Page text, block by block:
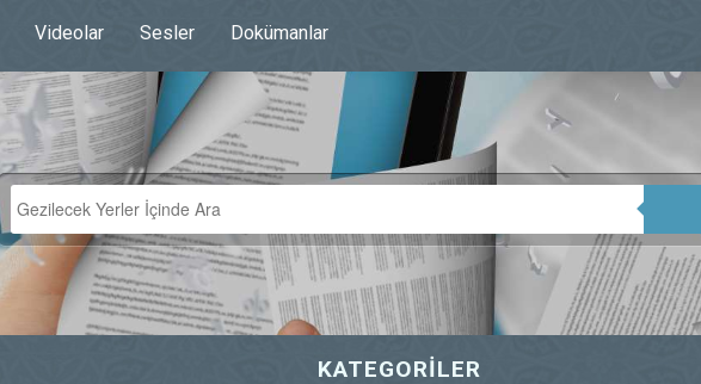
Videolar Sesler Dokümanlar
KATEGORİLER